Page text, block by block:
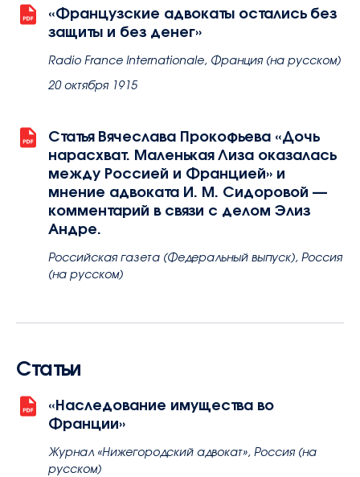
«Французские адвокаты остались без
защиты и без денег»
Radio France Internationale, Франция (на русском)
20 октября 1915
Статья Вячеслава Прокофьева «Дочь
нарасхват. Маленькая Лиза оказалась
между Россией и Францией» и
мнение адвоката И. М. Сидоровой —
комментарий в связи с делом Элиз
Андре.
Российская газета (Федеральный выпуск), Россия
(на русском)
Статьи
«Наследование имущества во
Франции»
Журнал «Нижегородский адвокат», Россия (на
русском)